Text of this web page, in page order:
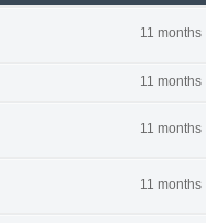
11 months
11 months
11 months
11 months